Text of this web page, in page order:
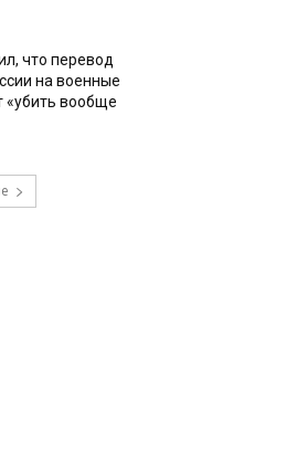
что перевод
на военные
вообще